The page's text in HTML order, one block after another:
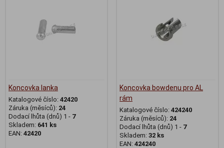
Koncovka lanka
Katalogové číslo: 42420
Záruka (měsíců): 24
Dodací lhůta (dnů) 1 - 7
Skladem: 641 ks
EAN: 42420
Koncovka bowdenu pro AL
rám
Katalogové číslo: 424240
Záruka (měsíců): 24
Dodací lhůta (dnů) 1 - 7
Skladem: 32 ks
EAN: 424240